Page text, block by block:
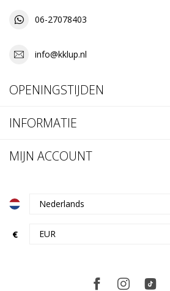
06-27078403
info@kklup.nl
OPENINGSTIJDEN
INFORMATIE
MIJN ACCOUNT
€